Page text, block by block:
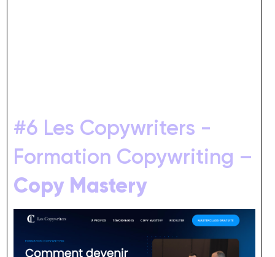
#6 Les Copywriters -
Formation Copywriting –
Copy Mastery